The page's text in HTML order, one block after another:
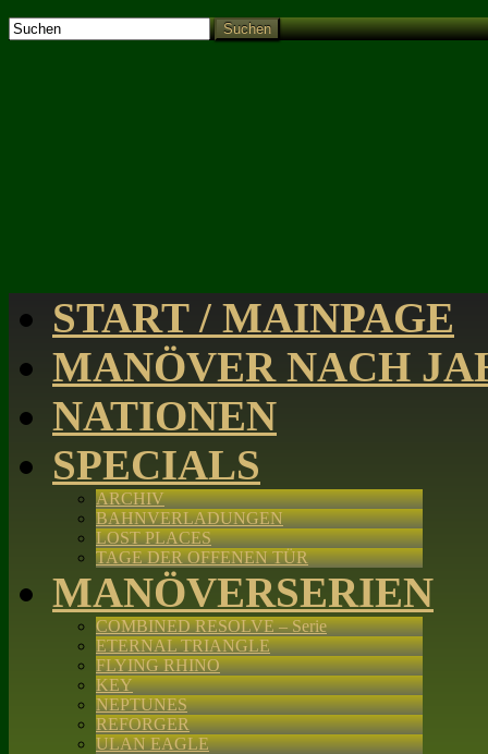
Suchen
START / MAINPAGE
MANÖVER NACH
NATIONEN
SPECIALS
ARCHIV
BAHNVERLADUNGEN
LOST PLACES
TAGE DER OFFENEN TÜR
MANÖVERSERIEN
COMBINED RESOLVE – Serie
ETERNAL TRIANGLE
FLYING RHINO
KEY
NEPTUNES
REFORGER
ULAN EAGLE